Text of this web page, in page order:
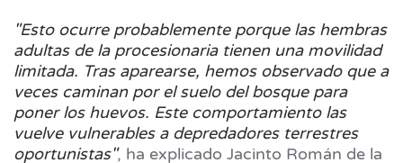
"Esto ocurre probablemente porque las hembras
adultas de la procesionaria tienen una movilidad
limitada. Tras aparearse, hemos observado que a
veces caminan por el suelo del bosque para
poner los huevos. Este comportamiento las
vuelve vulnerables a depredadores terrestres
oportunistas", ha explicado Jacinto Román de la